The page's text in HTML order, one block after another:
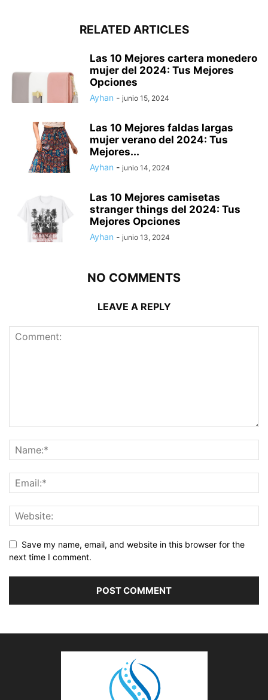
RELATED ARTICLES
Las 10 Mejores cartera monedero
mujer del 2024: Tus Mejores
Opciones
Ayhan - junio 15, 2024
Las 10 Mejores faldas largas
mujer verano del 2024: Tus
Mejores...
Ayhan - junio 14, 2024
Las 10 Mejores camisetas
stranger things del 2024: Tus
Mejores Opciones
Ayhan - junio 13, 2024
NO COMMENTS
LEAVE A REPLY
Save my name, email, and website in this browser for the
next time I comment.